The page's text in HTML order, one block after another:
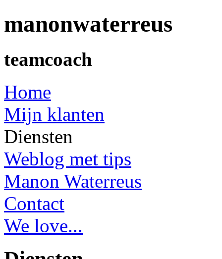
manonwaterreus
teamcoach
Home
Mijn klanten
Diensten
Weblog met tips
Manon Waterreus
Contact
We love...